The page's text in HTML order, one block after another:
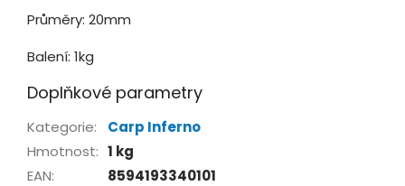
Průměry: 20mm
Balení: 1kg
Doplňkové parametry
Kategorie:
Carp Inferno
Hmotnost: 1 kg
EAN: 8594193340101